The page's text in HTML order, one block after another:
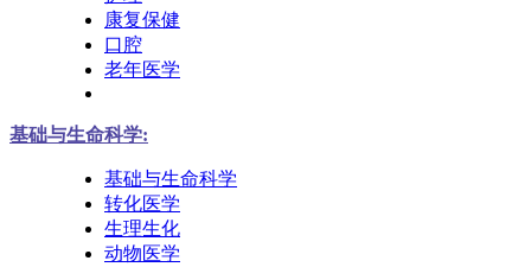
康复保健
口腔
老年医学
基础与生命科学:
基础与生命科学
转化医学
生理生化
动物医学